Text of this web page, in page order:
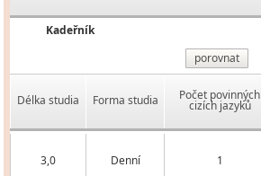
Kadeřník
porovnat
Délka studia Forma studia Počet povinných
cizích jazyků
3,0 Denní 1